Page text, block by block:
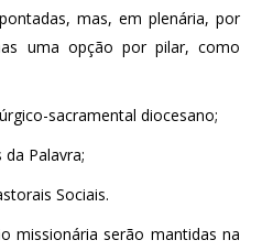
mas, em plenária, por
uma opção por pilar, como
sacramental diocesano;
da Palavra;
Sociais.
missionária serão mantidas na